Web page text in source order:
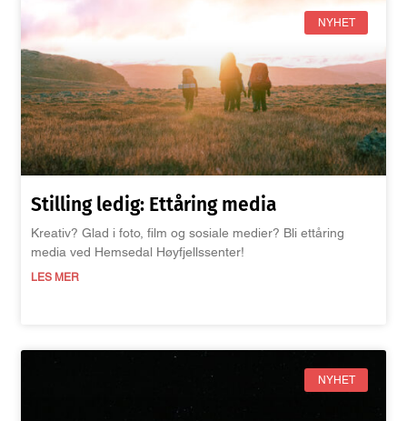
NYHET
Stilling ledig: Ettåring media
Kreativ? Glad i foto, film og sosiale medier? Bli ettåring
media ved Hemsedal Høyfjellssenter!
LES MER
NYHET